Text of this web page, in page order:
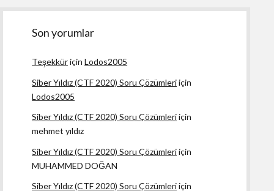
Son yorumlar
TeşekküriçinLodos2005
Siber Yıldız (CTF 2020) Soru Çözümleriiçin
Lodos2005
Siber Yıldız (CTF 2020) Soru Çözümleriiçin
mehmet yıldız
Siber Yıldız (CTF 2020) Soru Çözümleriiçin
MUHAMMED DOĞAN
Siber Yıldız (CTF 2020) Soru Çözümleriiçin